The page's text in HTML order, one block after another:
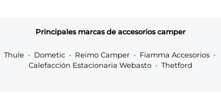
Principales marcas de accesorios camper
Thule • Dometic• Reimo Camper• Fiamma Accesorios•
Calefacción Estacionaria Webasto • Thetford